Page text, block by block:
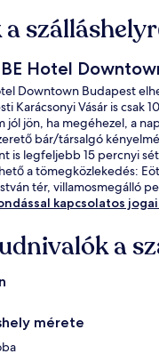
a
Hotel
Downtown Budapest
Karácsonyi Vásár is csak
jól jön, ha megéhezel, a
bár/társalgó
is legfeljebb 15 percnyi
a tömegközlekedés:
tér, villamosmegálló
kapcsolatos
a
mérete